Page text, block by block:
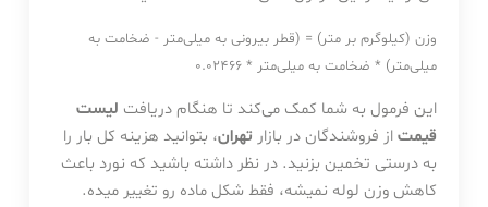
وزن (کیلوگرم بر متر) = (قطر بیرونی به میلی‌متر - ضخامت به
میلی‌متر) * ضخامت به میلی‌متر * 0.02466
این فرمول به شما کمک می‌کند تا هنگام دریافت لیست
قیمتاز فروشندگان در بازار تهران، بتوانید هزینه کل بار را
به درستی تخمین بزنید. در نظر داشته باشید که نورد باعث
کاهش وزن لوله نمیشه، فقط شکل ماده رو تغییر میده.